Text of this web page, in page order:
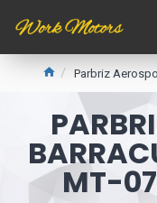
Parbriz
MT-